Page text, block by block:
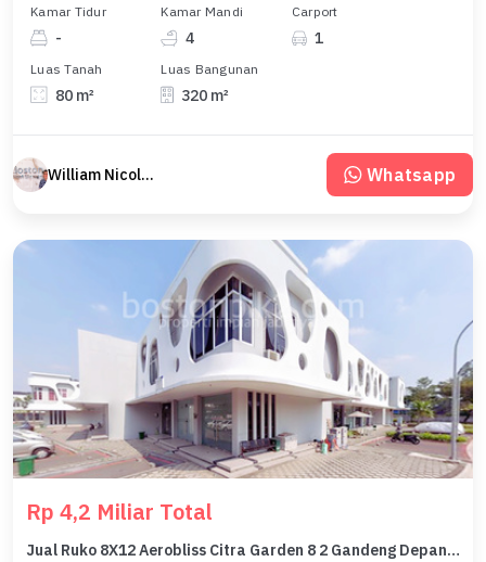
Kamar Tidur
-
Kamar Mandi
4
Carport
1
Luas Tanah
80 m²
Luas Bangunan
320 m²
William Nicolas Boston Whatsapp
Rp 4,2 Miliar Total
Jual Ruko 8X12 Aerobliss Citra Garden 8 2 Gandeng Depan Indomaret